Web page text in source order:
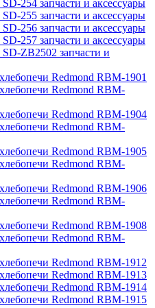
254 запчасти и аксессуары
255 запчасти и аксессуары
256 запчасти и аксессуары
257 запчасти и аксессуары
ZB2502 запчасти и
Redmond RBM-1901
Redmond RBM-
Redmond RBM-1904
Redmond RBM-
Redmond RBM-1905
Redmond RBM-
Redmond RBM-1906
Redmond RBM-
Redmond RBM-1908
Redmond RBM-
Redmond RBM-1912
Redmond RBM-1913
Redmond RBM-1914
Redmond RBM-1915